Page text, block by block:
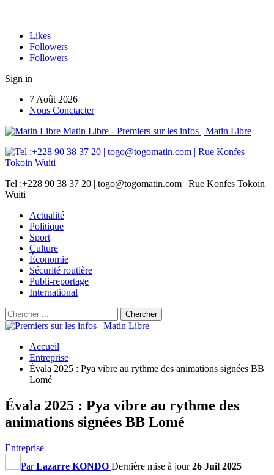
Likes
Followers
Followers
Sign in
7 Août 2026
Nous Conctacter
Matin Libre - Premiers sur les infos | Matin Libre
Tel :+228 90 38 37 20 | togo@togomatin.com | Rue Konfes Tokoin
Wuiti
Actualité
Politique
Sport
Culture
Économie
Sécurité routière
Publi-reportage
International
Accueil
Entreprise
Évala 2025 : Pya vibre au rythme des animations signées BB
Lomé
Évala 2025 : Pya vibre au rythme des
animations signées BB Lomé
Entreprise
ParLazarre KONDO Dernière mise à jour26 Juil 2025